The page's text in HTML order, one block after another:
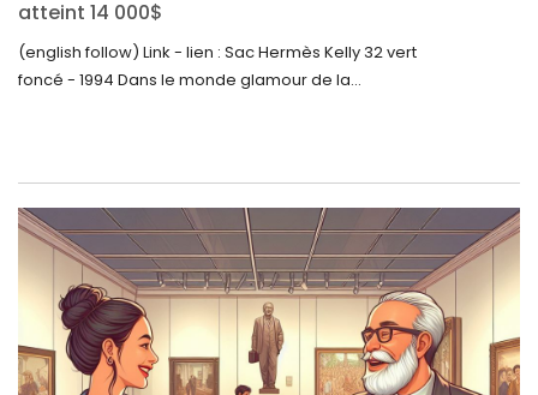
mars 2022
février 2022
septembre 2021
août 2021
juillet 2021
juin 2021
mai 2021
atteint 14 000$
(english follow) Link - lien : Sac Hermès Kelly 32 vert
foncé - 1994 Dans le monde glamour de la...